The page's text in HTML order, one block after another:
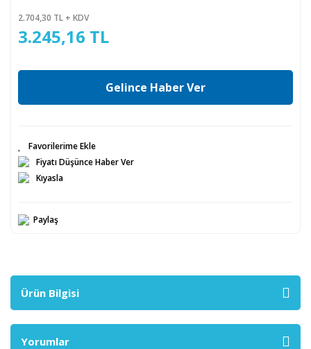
2.704,30 TL + KDV
3.245,16 TL
Gelince Haber Ver
Fiyatı Düşünce Haber Ver
Kıyasla
Paylaş
Ürün Bilgisi
Yorumlar